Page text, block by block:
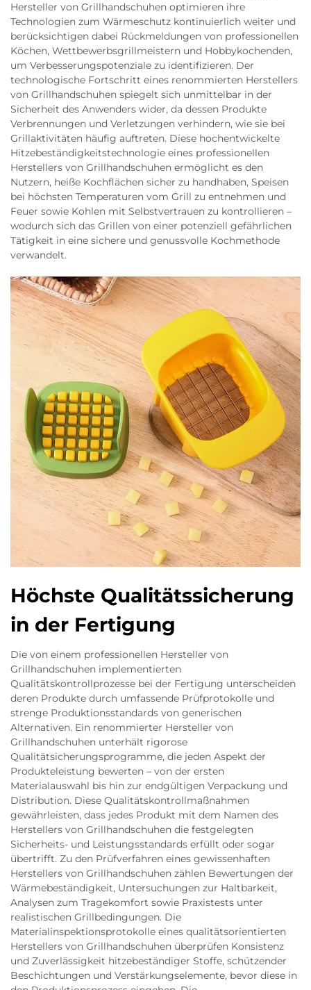
Hersteller von Grillhandschuhen optimieren ihre
Technologien zum Wärmeschutz kontinuierlich weiter und
berücksichtigen dabei Rückmeldungen von professionellen
Köchen, Wettbewerbsgrillmeistern und Hobbykochenden,
um Verbesserungspotenziale zu identifizieren. Der
technologische Fortschritt eines renommierten Herstellers
von Grillhandschuhen spiegelt sich unmittelbar in der
Sicherheit des Anwenders wider, da dessen Produkte
Verbrennungen und Verletzungen verhindern, wie sie bei
Grillaktivitäten häufig auftreten. Diese hochentwickelte
Hitzebeständigkeitstechnologie eines professionellen
Herstellers von Grillhandschuhen ermöglicht es den
Nutzern, heiße Kochflächen sicher zu handhaben, Speisen
bei höchsten Temperaturen vom Grill zu entnehmen und
Feuer sowie Kohlen mit Selbstvertrauen zu kontrollieren –
wodurch sich das Grillen von einer potenziell gefährlichen
Tätigkeit in eine sichere und genussvolle Kochmethode
verwandelt.
Höchste Qualitätssicherung
in der Fertigung
Die von einem professionellen Hersteller von
Grillhandschuhen implementierten
Qualitätskontrollprozesse bei der Fertigung unterscheiden
deren Produkte durch umfassende Prüfprotokolle und
strenge Produktionsstandards von generischen
Alternativen. Ein renommierter Hersteller von
Grillhandschuhen unterhält rigorose
Qualitätsicherungsprogramme, die jeden Aspekt der
Produkteleistung bewerten – von der ersten
Materialauswahl bis hin zur endgültigen Verpackung und
Distribution. Diese Qualitätskontrollmaßnahmen
gewährleisten, dass jedes Produkt mit dem Namen des
Herstellers von Grillhandschuhen die festgelegten
Sicherheits- und Leistungsstandards erfüllt oder sogar
übertrifft. Zu den Prüfverfahren eines gewissenhaften
Herstellers von Grillhandschuhen zählen Bewertungen der
Wärmebeständigkeit, Untersuchungen zur Haltbarkeit,
Analysen zum Tragekomfort sowie Praxistests unter
realistischen Grillbedingungen. Die
Materialinspektionsprotokolle eines qualitätsorientierten
Herstellers von Grillhandschuhen überprüfen Konsistenz
und Zuverlässigkeit hitzebeständiger Stoffe, schützender
Beschichtungen und Verstärkungselemente, bevor diese in